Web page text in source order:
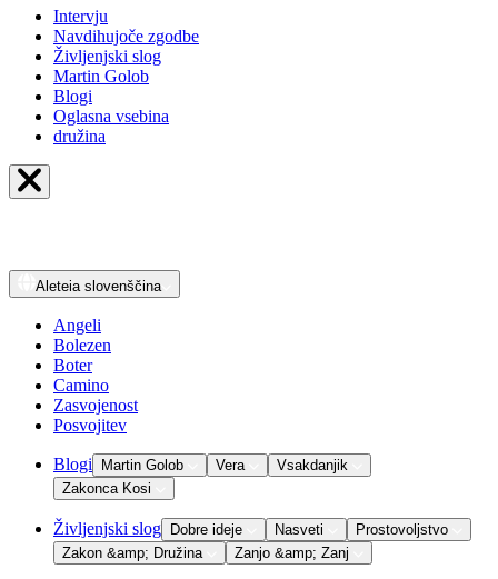
Intervju
Navdihujoče zgodbe
Življenjski slog
Martin Golob
Blogi
Oglasna vsebina
družina
Aleteia slovenščina
Angeli
Bolezen
Boter
Camino
Zasvojenost
Posvojitev
Blogi Martin Golob Vera
Vsakdanjik
Zakonca Kosi
Življenjski slog Dobre ideje Nasveti
Prostovoljstvo
Zakon &amp; Družina
Zanjo &amp; Zanj